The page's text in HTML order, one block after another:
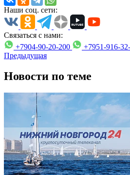
Наши соц. сети:
Связаться с нами:
+7904-90-20-200
+7951-916-
Предыдущая
Новости по теме